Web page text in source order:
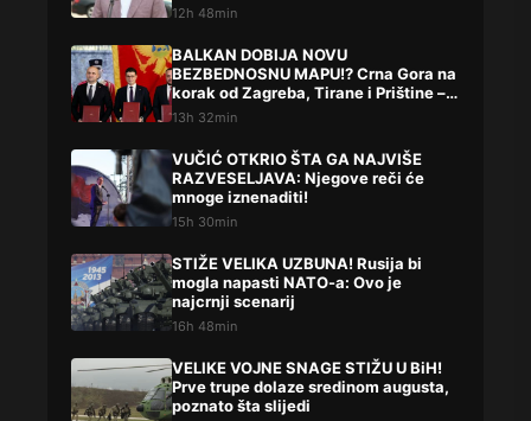
12h 48min
BALKAN DOBIJA NOVU
BEZBEDNOSNU MAPU!? Crna Gora na
korak od Zagreba, Tirane i Prištine –
detalji koji su podigli prašinu
13h 32min
VUČIĆ OTKRIO ŠTA GA NAJVIŠE
RAZVESELJAVA: Njegove reči će
mnoge iznenaditi!
15h 30min
STIŽE VELIKA UZBUNA! Rusija bi
mogla napasti NATO-a: Ovo je
najcrnji scenarij
16h 48min
VELIKE VOJNE SNAGE STIŽU U BiH!
Prve trupe dolaze sredinom augusta,
poznato šta slijedi